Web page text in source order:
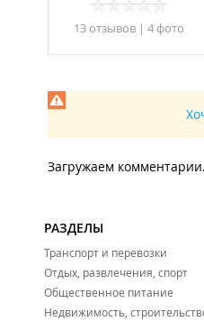
13 отзывов| 4 фото
Загружаем
РАЗДЕЛЫ
Транспорт и перевозки
Отдых, развлечения, спорт
Общественное питание
Недвижимость,